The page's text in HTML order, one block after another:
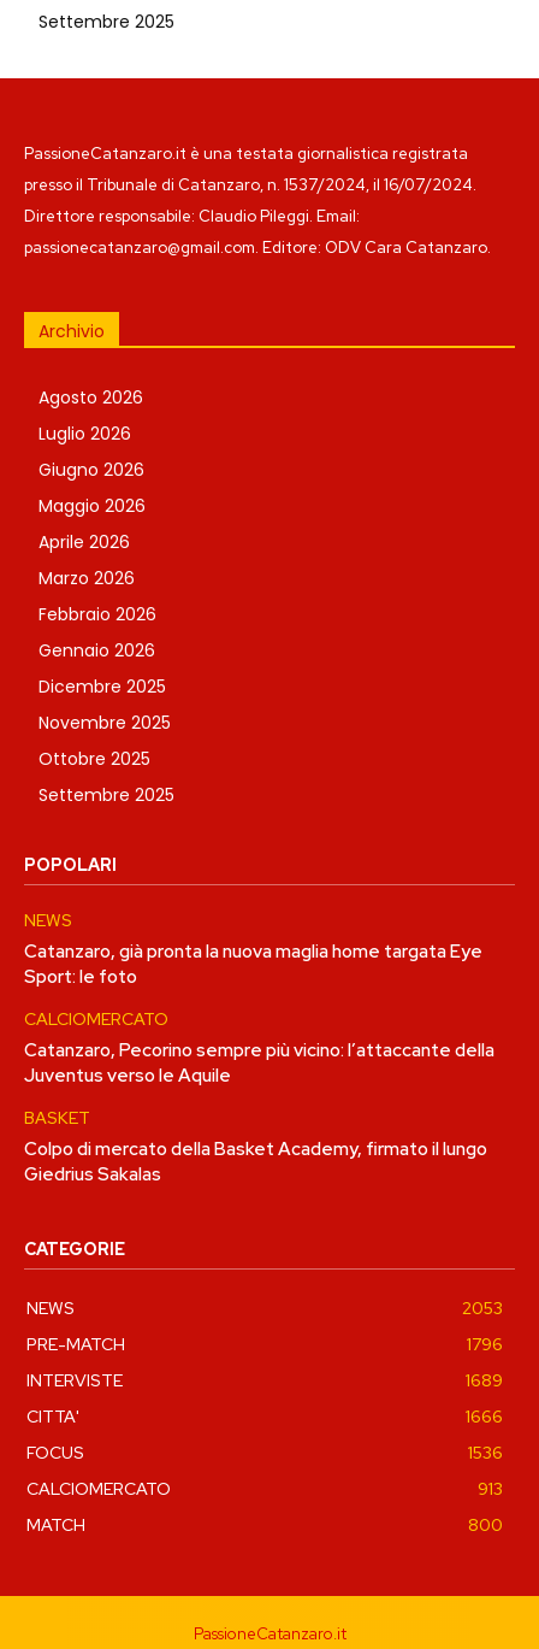
Settembre 2025
PassioneCatanzaro.it è una testata giornalistica registrata
presso il Tribunale di Catanzaro, n. 1537/2024, il 16/07/2024.
Direttore responsabile: Claudio Pileggi. Email:
passionecatanzaro@gmail.com. Editore: ODV Cara Catanzaro.
Archivio
Agosto 2026
Luglio 2026
Giugno 2026
Maggio 2026
Aprile 2026
Marzo 2026
Febbraio 2026
Gennaio 2026
Dicembre 2025
Novembre 2025
Ottobre 2025
Settembre 2025
POPOLARI
NEWS
Catanzaro, già pronta la nuova maglia home targata Eye
Sport: le foto
CALCIOMERCATO
Catanzaro, Pecorino sempre più vicino: l’attaccante della
Juventus verso le Aquile
BASKET
Colpo di mercato della Basket Academy, firmato il lungo
Giedrius Sakalas
CATEGORIE
NEWS
2053
PRE-MATCH
1796
INTERVISTE
1689
CITTA'
1666
FOCUS
1536
CALCIOMERCATO
913
MATCH
800
PassioneCatanzaro.it